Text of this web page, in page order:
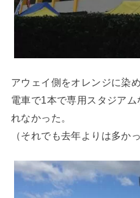
アウェイ側をオレンジに染
電車で1本で専用スタジア
れなかった。
（それでも去年よりは多か